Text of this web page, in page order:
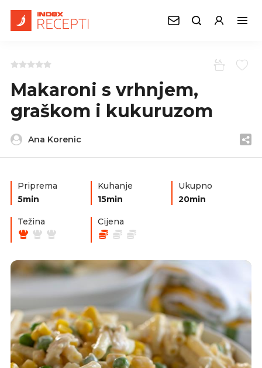
Makaroni s vrhnjem,
graškom i kukuruzom
Ana Korenic
Priprema
5min
Kuhanje
15min
Ukupno
20min
Težina Cijena